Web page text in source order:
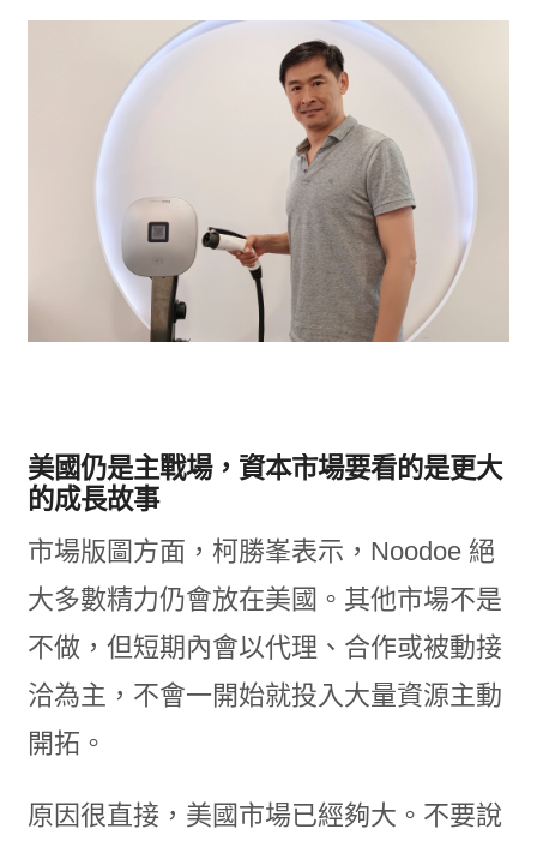
美國仍是主戰場，資本市場要看的是更大
的成長故事
市場版圖方面，柯勝峯表示，Noodoe 絕
大多數精力仍會放在美國。其他市場不是
不做，但短期內會以代理、合作或被動接
洽為主，不會一開始就投入大量資源主動
開拓。
原因很直接，美國市場已經夠大。不要說